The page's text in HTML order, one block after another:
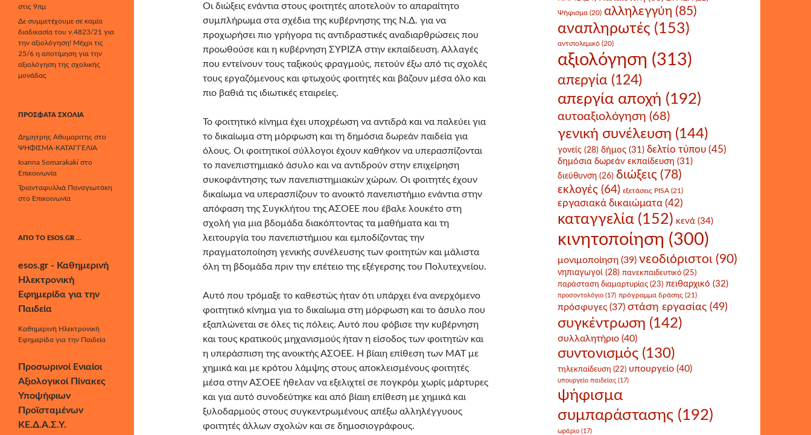
Οι διώξεις ενάντια στους φοιτητές αποτελούν το απαραίτητο
συμπλήρωμα στα σχέδια της κυβέρνησης της Ν.Δ. για να
προχωρήσει πιο γρήγορα τις αντιδραστικές αναδιαρθρώσεις που
προωθούσε και η κυβέρνηση ΣΥΡΙΖΑ στην εκπαίδευση. Αλλαγές
που εντείνουν τους ταξικούς φραγμούς, πετούν έξω από τις σχολές
τους εργαζόμενους και φτωχούς φοιτητές και βάζουν μέσα όλο και
πιο βαθιά τις ιδιωτικές εταιρείες.
Το φοιτητικό κίνημα έχει υποχρέωση να αντιδρά και να παλεύει για
το δικαίωμα στη μόρφωση και τη δημόσια δωρεάν παιδεία για
όλους. Οι φοιτητικοί σύλλογοι έχουν καθήκον να υπερασπίζονται
το πανεπιστημιακό άσυλο και να αντιδρούν στην επιχείρηση
συκοφάντησης των πανεπιστημιακών χώρων. Οι φοιτητές έχουν
δικαίωμα να υπερασπίζουν το ανοικτό πανεπιστήμιο ενάντια στην
απόφαση της Συγκλήτου της ΑΣΟΕΕ που έβαλε λουκέτο στη
σχολή για μια βδομάδα διακόπτοντας τα μαθήματα και τη
λειτουργία του πανεπιστήμιου και εμποδίζοντας την
πραγματοποίηση γενικής συνέλευσης των φοιτητών και μάλιστα
όλη τη βδομάδα πριν την επέτειο της εξέγερσης του Πολυτεχνείου.
Αυτό που τρόμαξε το καθεστώς ήταν ότι υπάρχει ένα ανερχόμενο
φοιτητικό κίνημα για το δικαίωμα στη μόρφωση και το άσυλο που
εξαπλώνεται σε όλες τις πόλεις. Αυτό που φόβισε την κυβέρνηση
και τους κρατικούς μηχανισμούς ήταν η είσοδος των φοιτητών και
η υπεράσπιση της ανοικτής ΑΣΟΕΕ. Η βίαιη επίθεση των ΜΑΤ με
χημικά και με κρότου λάμψης στους αποκλεισμένους φοιτητές
μέσα στην ΑΣΟΕΕ ήθελαν να εξελιχτεί σε πογκρόμ χωρίς μάρτυρες
και για αυτό συνοδεύτηκε και από βίαιη επίθεση με χημικά και
ξυλοδαρμούς στους συγκεντρωμένους απέξω αλληλέγγυους
φοιτητές άλλων σχολών και σε δημοσιογράφους.
Ψήφισμα (20) αλληλεγγύη (85)
αναπληρωτές (153)
αντιπολεμικό (20)
αξιολόγηση (313)
απεργία (124)
απεργία αποχή (192)
αυτοαξιολόγηση (68)
γενική συνέλευση (144)
γονείς (28) δήμος (31) δελτίο τύπου (45)
δημόσια δωρεάν εκπαίδευση (31)
διεύθυνση (26) διώξεις (78)
εκλογές (64) εξετάσεις PISA (21)
εργασιακά δικαιώματα (42)
καταγγελία (152) κενά (34)
κινητοποίηση (300)
μονιμοποίηση (39) νεοδιόριστοι (90)
νηπιαγωγοί (28) πανεκπαιδευτικό (25)
παράσταση διαμαρτυρίας (23) πειθαρχικό (32)
προσοντολόγιο (17) πρόγραμμα δράσης (21)
πρόσφυγες (37) στάση εργασίας (49)
συγκέντρωση (142)
συλλαλητήριο (40)
συντονισμός (130)
τηλεκπαίδευση (22) υπουργείο (40)
υπουργείο παιδείας (17)
ψήφισμα
συμπαράστασης (192)
ωράριο (17)
στις 9πμ
Δε συμμετέχουμε σε καμία
διαδικασία του ν.4823/21 για
την αξιολόγηση! Μέχρι τις
25/6 η αποτίμηση για την
αξιολόγηση της σχολικής
μονάδας
ΠΡΌΣΦΑΤΑ ΣΧΌΛΙΑ
Δημητρης Αθυμαριτης στο
ΨΗΦΙΣΜΑ-ΚΑΤΑΓΓΕΛΙΑ
Ioanna Somarakaki στο
Επικοινωνία
Τριανταφυλλιά Παναγιωτάκη
στο Επικοινωνία
ΑΠΌ ΤΟ ESOS.GR …
esos.gr - Καθημερινή
Ηλεκτρονική
Εφημερίδα για την
Παιδεία
Καθημερινή Ηλεκτρονική
Εφημερίδα για την Παιδεία
Προσωρινοί Ενιαίοι
Αξιολογικοί Πίνακες
Υποψήφιων
Προϊσταμένων
ΚΕ.Δ.Α.Σ.Υ.